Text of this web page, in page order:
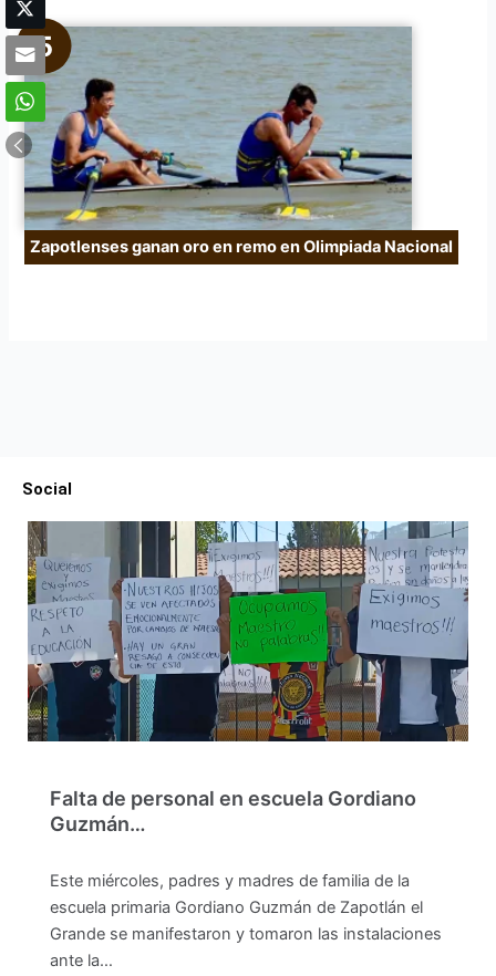
Zapotlenses ganan oro en remo en Olimpiada Nacional
Social
Falta de personal en escuela Gordiano
Guzmán…
Este miércoles, padres y madres de familia de la
escuela primaria Gordiano Guzmán de Zapotlán el
Grande se manifestaron y tomaron las instalaciones
ante la…